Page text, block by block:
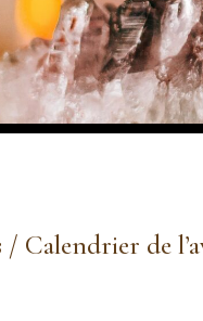
/ Calendrier de